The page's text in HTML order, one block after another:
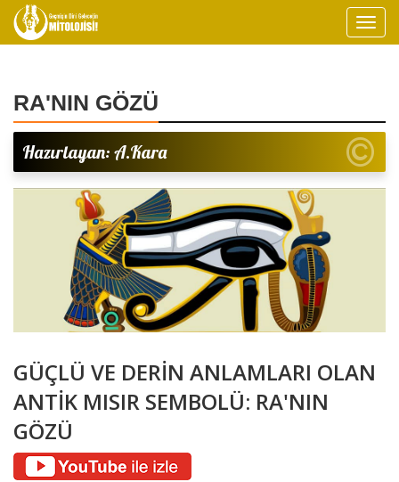
RA'NIN GÖZÜ
Hazırlayan: A.Kara
GÜÇLÜ VE DERİN ANLAMLARI OLAN
ANTİK MISIR SEMBOLÜ: RA'NIN
GÖZÜ